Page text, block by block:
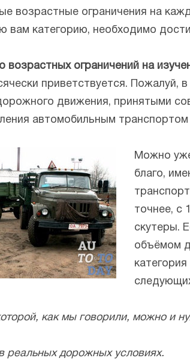
возрастные ограничения на
вам категорию, необходимо
возрастных ограничений на
приветствуется.
движения, принятыми
автомобильным
Можно
благо,
точнее, с
скутеры.
объёмом
как мы говорили, можно и
реальных дорожных условиях.